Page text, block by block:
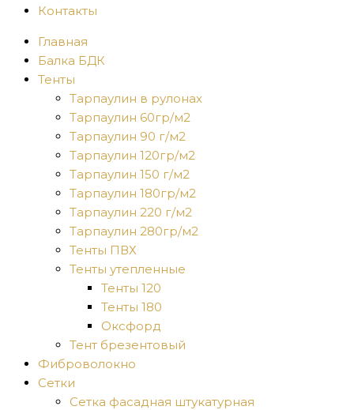
Контакты
Главная
Балка БДК
Тенты
Тарпаулин в рулонах
Тарпаулин 60гр/м2
Тарпаулин 90 г/м2
Тарпаулин 120гр/м2
Тарпаулин 150 г/м2
Тарпаулин 180гр/м2
Тарпаулин 220 г/м2
Тарпаулин 280гр/м2
Тенты ПВХ
Тенты утепленные
Тенты 120
Тенты 180
Оксфорд
Тент брезентовый
Фиброволокно
Сетки
Сетка фасадная штукатурная